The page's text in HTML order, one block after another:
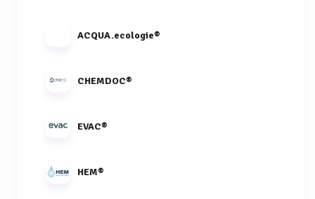
ACQUA.ecologie®
CHEMDOC®
EVAC®
HEM®